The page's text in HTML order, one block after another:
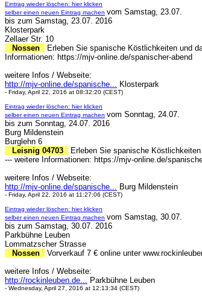
Eintrag wieder löschen: hier klicken
selber einen neuen Eintrag machen vom Samstag, 23.07.
bis zum Samstag, 23.07. 2016
Klosterpark
Zellaer Str. 10
Nossen
Erleben Sie spanische Köstlichkeiten und
Informationen: https://mjv-online.de/spanischer-abend
weitere Infos / Webseite:
http://mjv-online.de/spanische... Klosterpark
- Friday, April 22, 2016 at 08:32:20 (CEST)
Eintrag wieder löschen: hier klicken
selber einen neuen Eintrag machen vom Sonntag, 24.07.
bis zum Sonntag, 24.07. 2016
Burg Mildenstein
Burglehn 6
Leisnig 04703
Erleben Sie spanische
--- weitere Informationen: https://mjv-online.de/
weitere Infos / Webseite:
http://mjv-online.de/spanische... Burg Mildenstein
- Friday, April 22, 2016 at 11:27:06 (CEST)
Eintrag wieder löschen: hier klicken
selber einen neuen Eintrag machen vom Samstag, 30.07.
bis zum Samstag, 30.07. 2016
Parkbühne Leuben
Lommatzscher Strasse
Nossen
Vorverkauf 7 € online unter
weitere Infos / Webseite:
http://rockinleuben.de... Parkbühne Leuben
- Wednesday, April 27, 2016 at 12:13:34 (CEST)